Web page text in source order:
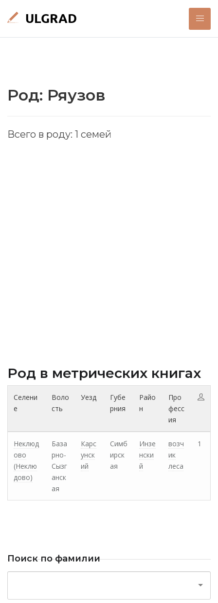
Род: Ряузов
Всего в роду: 1 семей
Род в метрических книгах
Селени
е
Воло
сть
Уезд
Губе
рния
Райо
н
Про
фесс
ия
Неклюд
ово
(Неклю
дово)
База
рно-
Сызг
анск
ая
Карс
унск
ий
Симб
ирск
ая
Инзе
нски
й
возч
ик
леса
1
Поиск по фамилии